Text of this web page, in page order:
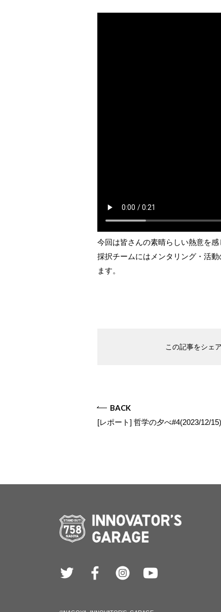
今回は皆さんの素晴らしい熱意を感
採択チームにはメンタリング・活
ます。
この記事をシェア
BACK
[レポート] 哲学の夕べ#4(2023/12/15)